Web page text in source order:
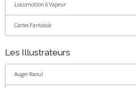
Locomotion à Vapeur
Cartes Fantaisie
Les Illustrateurs
Auger Raoul